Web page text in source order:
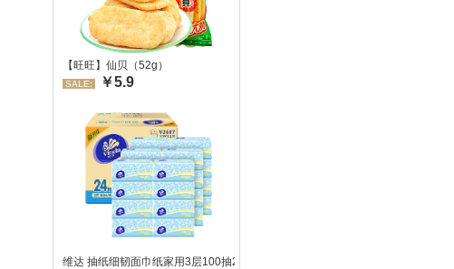
【旺旺】仙贝（52g）
SALE: ￥5.9
维达 抽纸细韧面巾纸家用3层100抽24包/箱 超值装 偏远地区不发货偏远地区:(含